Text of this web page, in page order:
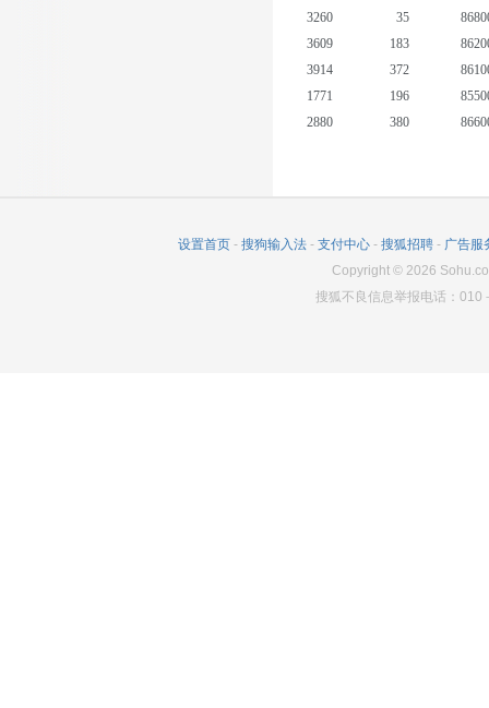
3260 35
3609
183
3914
372
1771
196
2880
380
3132
9
3212
283
设置首页 - 搜狗输入法 - 支付中心 - 搜狐招聘 - 广告服
Copyright© 2026
搜狐不良信息举报电话：010